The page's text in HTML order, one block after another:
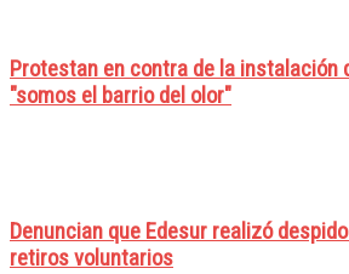
Protestan en contra de la instalación
"somos el barrio del olor"
Denuncian que Edesur realizó
retiros voluntarios